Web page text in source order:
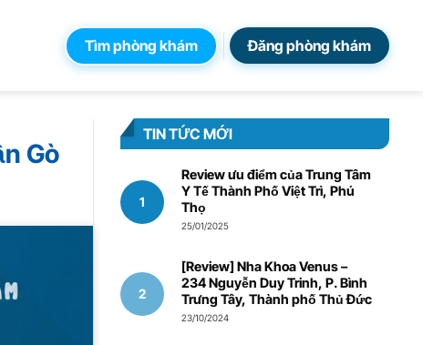
Tìm phòng khám Đăng phòng khám
Gò
TIN TỨC MỚI
Review ưu điểm của Trung Tâm
Y Tế Thành Phố Việt Trì, Phú
Thọ
25/01/2025
[Review] Nha Khoa Venus –
234 Nguyễn Duy Trinh, P. Bình
Trưng Tây, Thành phố Thủ Đức
23/10/2024